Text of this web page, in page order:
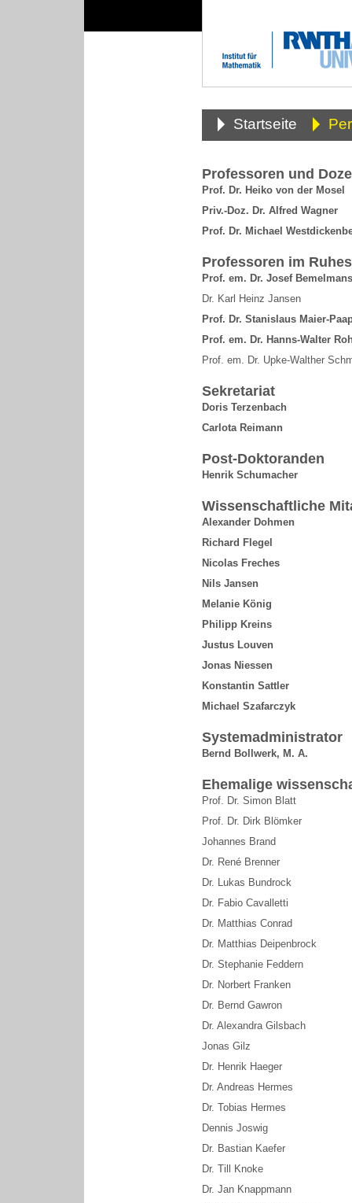
Startseite
Professoren und
Prof. Dr. Heiko von der Mosel
Priv.-Doz. Dr. Alfred Wagner
Prof. Dr. Michael
Professoren im
Prof. em. Dr. Josef Bemelmans
Dr. Karl Heinz Jansen
Prof. Dr. Stanislaus Maier-
Prof. em. Dr. Hanns-Walter
Prof. em. Dr. Upke-Walther
Sekretariat
Doris Terzenbach
Carlota Reimann
Post-Doktoranden
Henrik Schumacher
Wissenschaftliche
Alexander Dohmen
Richard Flegel
Nicolas Freches
Nils Jansen
Melanie König
Philipp Kreins
Justus Louven
Jonas Niessen
Konstantin Sattler
Michael Szafarczyk
Systemadministrator
Bernd Bollwerk, M. A.
Ehemalige
Prof. Dr. Simon Blatt
Prof. Dr. Dirk Blömker
Johannes Brand
Dr. René Brenner
Dr. Lukas Bundrock
Dr. Fabio Cavalletti
Dr. Matthias Conrad
Dr. Matthias Deipenbrock
Dr. Stephanie Feddern
Dr. Norbert Franken
Dr. Bernd Gawron
Dr. Alexandra Gilsbach
Jonas Gilz
Dr. Henrik Haeger
Dr. Andreas Hermes
Dr. Tobias Hermes
Dennis Joswig
Dr. Bastian Kaefer
Dr. Till Knoke
Dr. Jan Knappmann